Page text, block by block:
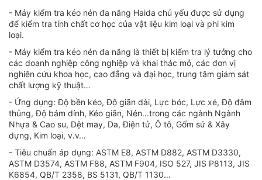
- Máy kiểm tra kéo nén đa năng Haida chủ yếu được sử dụng
để kiểm tra tính chất cơ học của vật liệu kim loại và phi kim
loại.
- Máy kiểm tra kéo nén đa năng là thiết bị kiểm tra lý tưởng cho
các doanh nghiệp công nghiệp và khai thác mỏ, các đơn vị
nghiên cứu khoa học, cao đẳng và đại học, trung tâm giám sát
chất lượng kỹ thuật…
- Ứng dụng: Độ bền kéo, Độ giãn dài, Lực bóc, Lực xé, Độ đâm
thủng, Độ bám dính, Kéo giãn, Nén...trong các ngành Ngành
Nhựa & Cao su, Dệt may, Da, Điện tử, Ô tô, Gốm sứ & Xây
dựng, Kim loại, v.v…
- Tiêu chuẩn áp dụng: ASTM E8, ASTM D882, ASTM D3330,
ASTM D3574, ASTM F88, ASTM F904, ISO 527, JIS P8113, JIS
K6854, QB/T 2358, BS 5131, QB/T 1130…